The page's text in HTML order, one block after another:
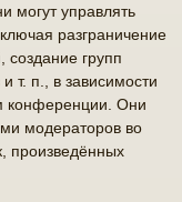
могут управлять
разграничение
создание групп
т. п., в зависимости
конференции. Они
модераторов во
произведённых